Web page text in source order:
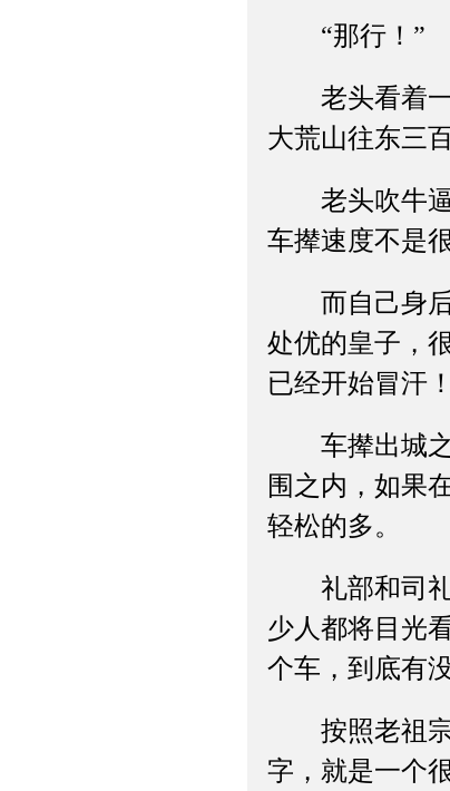
“那行！”
老头看着一
大荒山往东三
老头吹牛逼
车撵速度不是
而自己身后
处优的皇子，
已经开始冒汗！
车撵出城之
围之内，如果
轻松的多。
礼部和司礼
少人都将目光
个车，到底有
按照老祖宗
字，就是一个